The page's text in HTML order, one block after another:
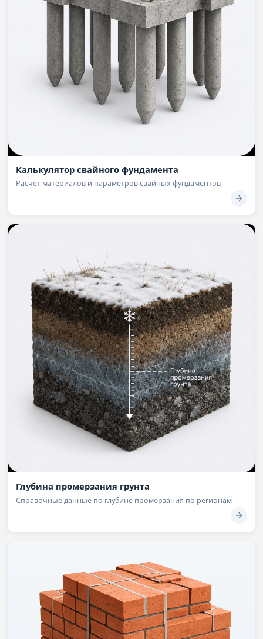
Калькулятор свайного фундамента
Расчет материалов и параметров свайных фундаментов
Глубина промерзания грунта
Справочные данные по глубине промерзания по регионам